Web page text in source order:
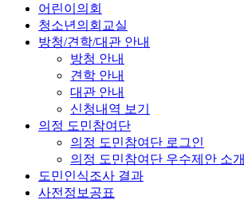
어린이의회
청소년의회교실
방청/견학/대관 안내
방청 안내
견학 안내
대관 안내
신청내역 보기
의정 도민참여단
의정 도민참여단 로그인
의정 도민참여단 우수제안 소개
도민인식조사 결과
사전정보공표